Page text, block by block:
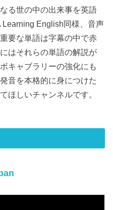
る世の中の出来事を英語
English同様、音声
要な単語は字幕の中で赤
はそれらの単語の解説が
キャブラリーの強化にも
音を本格的に身につけた
ほしいチャンネルです。